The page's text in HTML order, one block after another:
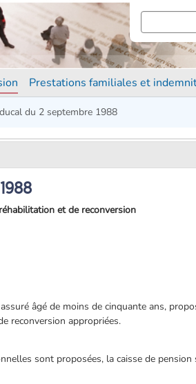
Prestations familiales et
du 2 septembre 1988
et de reconversion
âgé de moins de cinquante ans,
reconversion appropriées.
sont proposées, la caisse de